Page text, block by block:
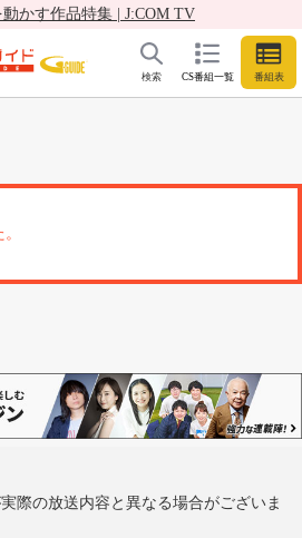
かす作品特集 | J:COM TV
CS番組一覧 番組表
検索
際の放送内容と異なる場合がございま